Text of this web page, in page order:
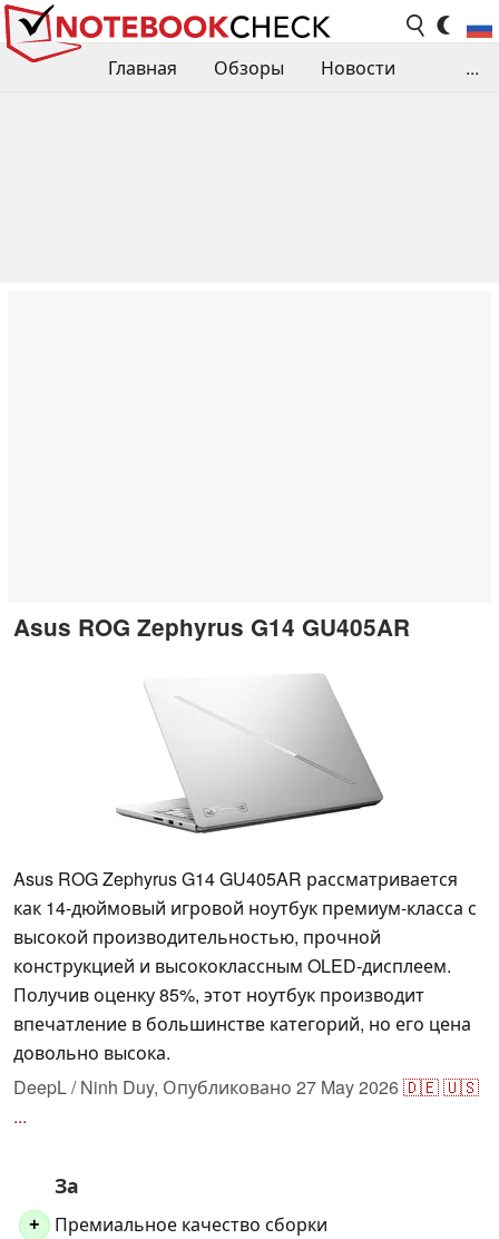
Главная Обзоры
Новости
...
Asus ROG Zephyrus G14 GU405AR
Asus ROG Zephyrus G14 GU405AR рассматривается
как 14-дюймовый игровой ноутбук премиум-класса с
высокой производительностью, прочной
конструкцией и высококлассным OLED-дисплеем.
Получив оценку 85%, этот ноутбук производит
впечатление в большинстве категорий, но его цена
довольно высока.
DeepL / Ninh Duy, Опубликовано 27 May 2026🇩🇪🇺🇸
...
За
+ Премиальное качество сборки